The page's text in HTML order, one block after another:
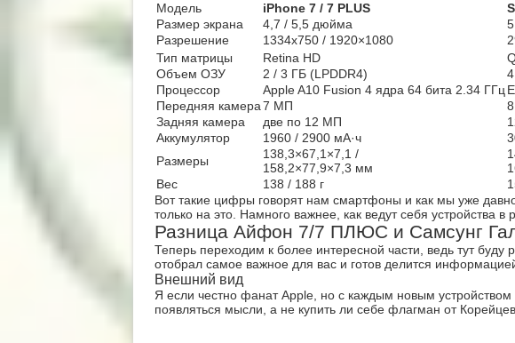
Модель
iPhone 7 / 7 PLUS
Размер экрана
4,7 / 5,5 дюйма
Разрешение
1334х750 / 1920×1080
Тип матрицы
Retina HD
Объем ОЗУ
2 / 3 ГБ (LPDDR4)
Процессор
Apple A10 Fusion 4 ядра 64 бита 2.34 ГГц
Передняя камера7 МП
Задняя камера
две по 12 МП
Аккумулятор
1960 / 2900 мА·ч
Размеры
138,3×67,1×7,1 /
158,2×77,9×7,3 мм
Вес
138 / 188 г
Вот такие цифры говорят нам смартфоны и как мы уже
только на это. Намного важнее, как ведут себя устройства в
Разница Айфон 7/7 ПЛЮС и Самсунг
Теперь переходим к более интересной части, ведь тут буду
отобрал самое важное для вас и готов делится
Внешний вид
Я если честно фанат Apple, но с каждым новым
появляться мысли, а не купить ли себе флагман от Корейцев.